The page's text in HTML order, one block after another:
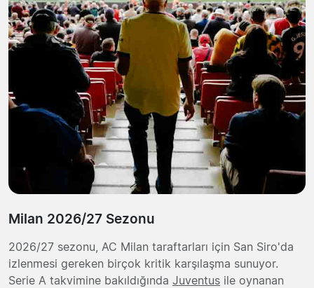
Milan 2026/27 Sezonu
2026/27 sezonu, AC Milan taraftarları için San Siro'da
izlenmesi gereken birçok kritik karşılaşma sunuyor.
Serie A takvimine bakıldığında Juventus ile oynanan